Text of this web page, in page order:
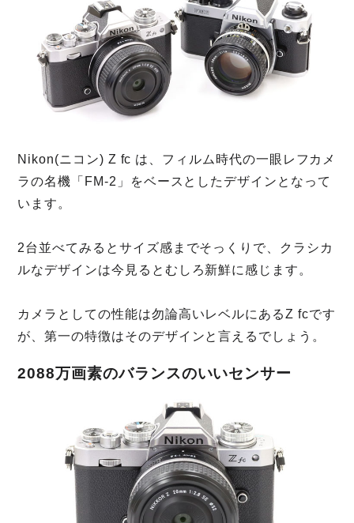
Nikon(ニコン) Z fc は、フィルム時代の一眼レフカメ
ラの名機「FM-2」をベースとしたデザインとなって
います。
2台並べてみるとサイズ感までそっくりで、クラシカ
ルなデザインは今見るとむしろ新鮮に感じます。
カメラとしての性能は勿論高いレベルにあるZ fcです
が、第一の特徴はそのデザインと言えるでしょう。
2088万画素のバランスのいいセンサー